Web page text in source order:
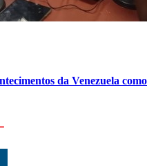
da Venezuela